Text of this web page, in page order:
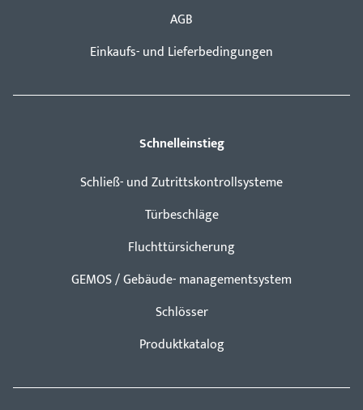
AGB
Einkaufs- und Lieferbedingungen
Schnelleinstieg
Schließ- und Zutrittskontrollsysteme
Türbeschläge
Fluchttürsicherung
GEMOS / Gebäude- managementsystem
Schlösser
Produktkatalog